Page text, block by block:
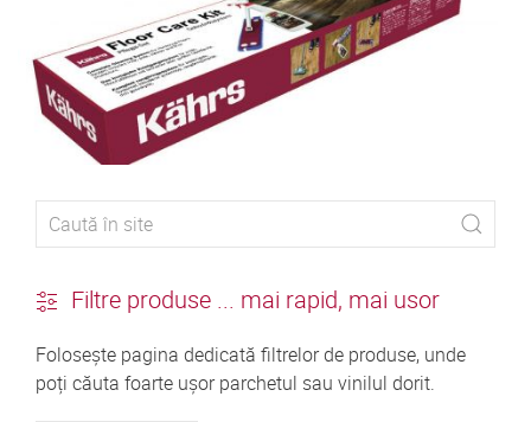
Filtre produse ... mai rapid, mai usor
Folosește pagina dedicată filtrelor de produse, unde
poți căuta foarte ușor parchetul sau vinilul dorit.